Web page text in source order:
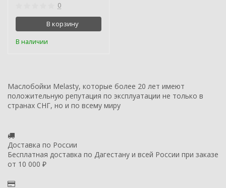
0
В корзину
В наличии
Маслобойки Melasty, которые более 20 лет имеют
положительную репутация по эксплуатации не только в
странах СНГ, но и по всему миру
Доставка по России
Бесплатная доставка по Дагестану и всей России при заказе
от 10 000 ₽